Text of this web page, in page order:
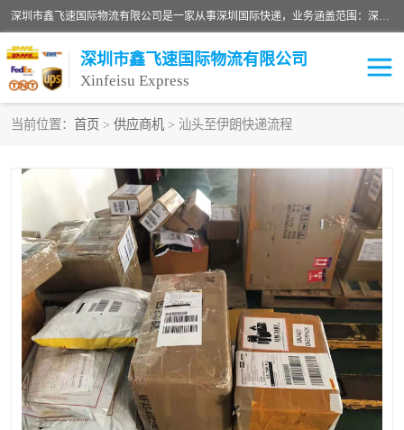
深圳市鑫飞速国际物流有限公司是一家从事深圳国际快递，业务涵盖范围：深圳DHL国际快递、深圳国际快递公司、深圳国际物流公司、深圳国际快递、深圳DHL国际快递电话可拨打全国服务热线：15019287411。欢迎各位亲来人来电到我司洽谈合作。
深圳市鑫飞速国际物流有限公司
Xinfeisu Express
当前位置： 首页 > 供应商机 > 汕头至伊朗快递流程
俄罗斯快递 巴西快递
深圳DHL国际快递 伊朗快递
UPS国际快递 深圳国际快递公司
深圳国际物流公司 深圳国际快递电话
DHL国际快递电话 深圳国际快递
新能源电池出口物流